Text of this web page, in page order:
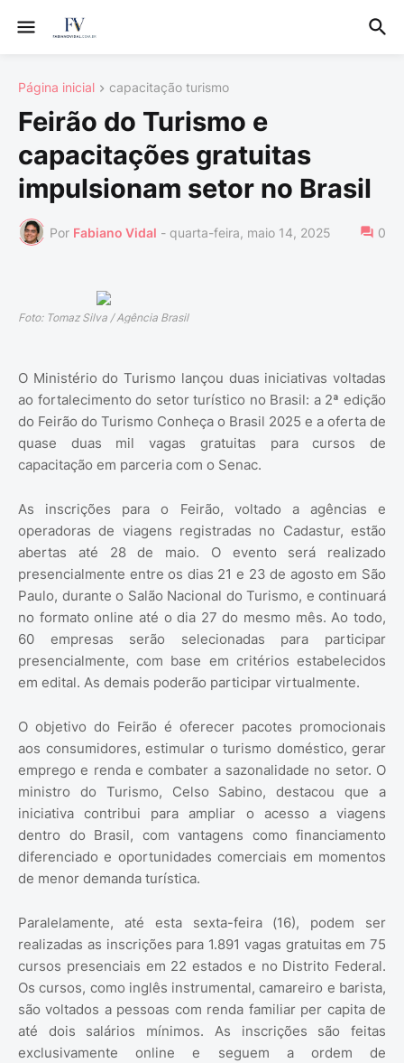
Página inicial capacitação turismo
Feirão do Turismo e
capacitações gratuitas
impulsionam setor no Brasil
Por Fabiano Vidal - quarta-feira, maio 14, 2025 0
Foto: Tomaz Silva / Agência Brasil
O Ministério do Turismo lançou duas iniciativas voltadas
ao fortalecimento do setor turístico no Brasil: a 2ª edição
do Feirão do Turismo Conheça o Brasil 2025 e a oferta de
quase duas mil vagas gratuitas para cursos de
capacitação em parceria com o Senac.
As inscrições para o Feirão, voltado a agências e
operadoras de viagens registradas no Cadastur, estão
abertas até 28 de maio. O evento será realizado
presencialmente entre os dias 21 e 23 de agosto em São
Paulo, durante o Salão Nacional do Turismo, e continuará
no formato online até o dia 27 do mesmo mês. Ao todo,
60 empresas serão selecionadas para participar
presencialmente, com base em critérios estabelecidos
em edital. As demais poderão participar virtualmente.
O objetivo do Feirão é oferecer pacotes promocionais
aos consumidores, estimular o turismo doméstico, gerar
emprego e renda e combater a sazonalidade no setor. O
ministro do Turismo, Celso Sabino, destacou que a
iniciativa contribui para ampliar o acesso a viagens
dentro do Brasil, com vantagens como financiamento
diferenciado e oportunidades comerciais em momentos
de menor demanda turística.
Paralelamente, até esta sexta-feira (16), podem ser
realizadas as inscrições para 1.891 vagas gratuitas em 75
cursos presenciais em 22 estados e no Distrito Federal.
Os cursos, como inglês instrumental, camareiro e barista,
são voltados a pessoas com renda familiar per capita de
até dois salários mínimos. As inscrições são feitas
exclusivamente online e seguem a ordem de